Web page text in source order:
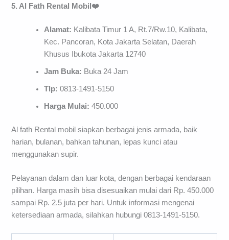
5. Al Fath Rental Mobil❤️
Alamat: Kalibata Timur 1 A, Rt.7/Rw.10, Kalibata,
Kec. Pancoran, Kota Jakarta Selatan, Daerah
Khusus Ibukota Jakarta 12740
Jam Buka: Buka 24 Jam
Tlp: 0813-1491-5150
Harga Mulai: 450.000
Al fath Rental mobil siapkan berbagai jenis armada, baik
harian, bulanan, bahkan tahunan, lepas kunci atau
menggunakan supir.
Pelayanan dalam dan luar kota, dengan berbagai kendaraan
pilihan. Harga masih bisa disesuaikan mulai dari Rp. 450.000
sampai Rp. 2.5 juta per hari. Untuk informasi mengenai
ketersediaan armada, silahkan hubungi 0813-1491-5150.